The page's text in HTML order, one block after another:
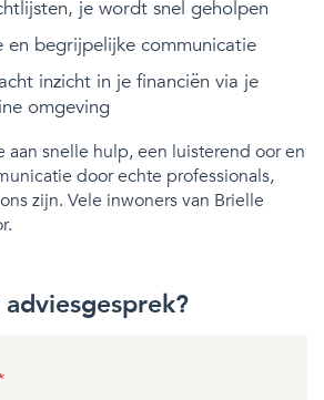
je wordt snel geholpen
en begrijpelijke communicatie
inzicht in je financiën via je
omgeving
snelle hulp, een luisterend oor en
door echte professionals,
zijn. Vele inwoners van Brielle